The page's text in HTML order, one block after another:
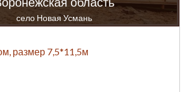
село Новая Усмань
размер 7,5*11,5м